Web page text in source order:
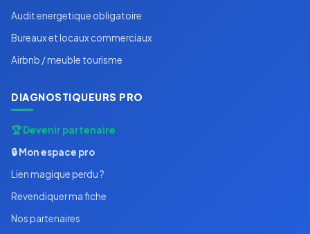
Audit energetique obligatoire
Bureaux et locaux commerciaux
Airbnb / meuble tourisme
DIAGNOSTIQUEURS PRO
🏆 Devenir partenaire
🔒 Mon espace pro
Lien magique perdu ?
Revendiquer ma fiche
Nos partenaires